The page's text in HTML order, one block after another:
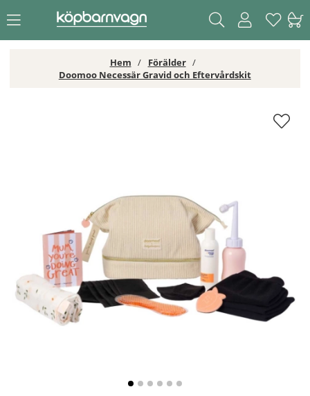
Hem
Förälder
Doomoo Necessär Gravid och Eftervårdskit